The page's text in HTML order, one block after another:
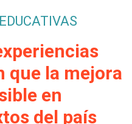
que la mejora
en
del país
Inicia sesión.